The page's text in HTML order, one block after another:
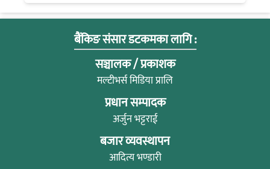
बैंकिङ संसार डटकमका लागि :
सञ्चालक / प्रकाशक
मल्टीभर्स मिडिया प्रालि
प्रधान सम्पादक
अर्जुन भट्टराई
बजार व्यवस्थापन
आदित्य भण्डारी